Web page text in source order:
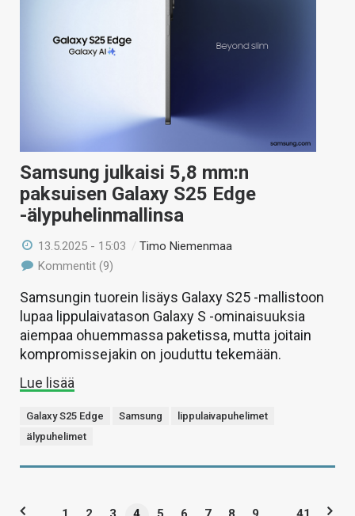
Samsung julkaisi 5,8 mm:n
paksuisen Galaxy S25 Edge
-älypuhelinmallinsa
13.5.2025 - 15:03 /Timo Niemenmaa
Kommentit (9)
Samsungin tuorein lisäys Galaxy S25 -mallistoon
lupaa lippulaivatason Galaxy S -ominaisuuksia
aiempaa ohuemmassa paketissa, mutta joitain
kompromissejakin on jouduttu tekemään.
Lue lisää
Galaxy S25 Edge Samsung
lippulaivapuhelimet
älypuhelimet